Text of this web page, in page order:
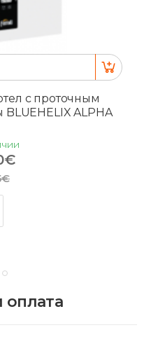
с проточным
ALPHA
оплата